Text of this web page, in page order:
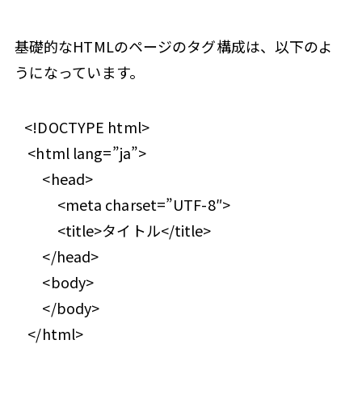
基礎的なHTMLのページのタグ構成は、以下のよ
うになっています。
<!DOCTYPE html>
<html lang=”ja”>
<head>
<meta charset=”UTF-8″>
<title>タイトル</title>
</head>
<body>
</body>
</html>